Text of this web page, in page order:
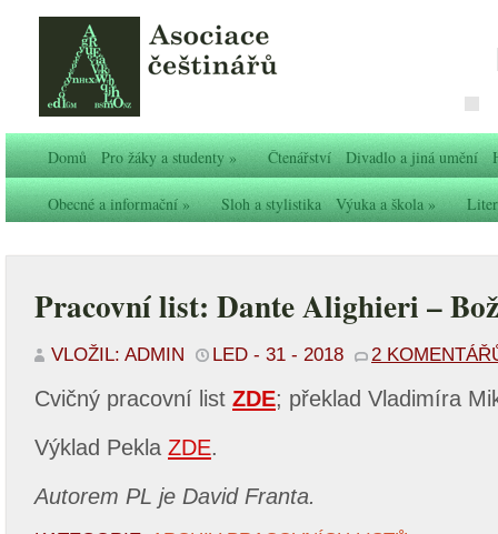
Domů Pro žáky a studenty» Čtenářství Divadlo a jiná umění
Obecné a informační» Sloh a stylistika Výuka a škola»
Pracovní list: Dante Alighieri –
VLOŽIL: ADMIN LED - 31 - 2018 2
Cvičný pracovní list ZDE; překlad Vladimíra
Výklad Pekla ZDE.
Autorem PL je David Franta.